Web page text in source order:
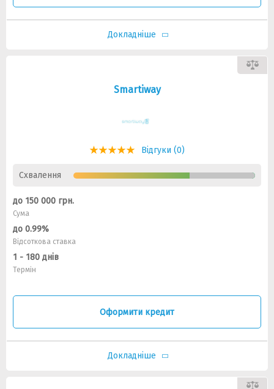
Докладніше
Smartiway
Відгуки (0)
Схвалення
до 150 000 грн.
Сума
до 0.99%
Відсоткова ставка
1 - 180 днів
Термін
Оформити кредит
Докладніше